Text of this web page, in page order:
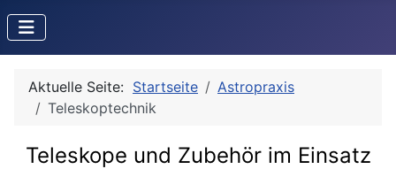
Aktuelle Seite: Startseite
Astropraxis
Teleskoptechnik
Teleskope und Zubehör im Einsatz